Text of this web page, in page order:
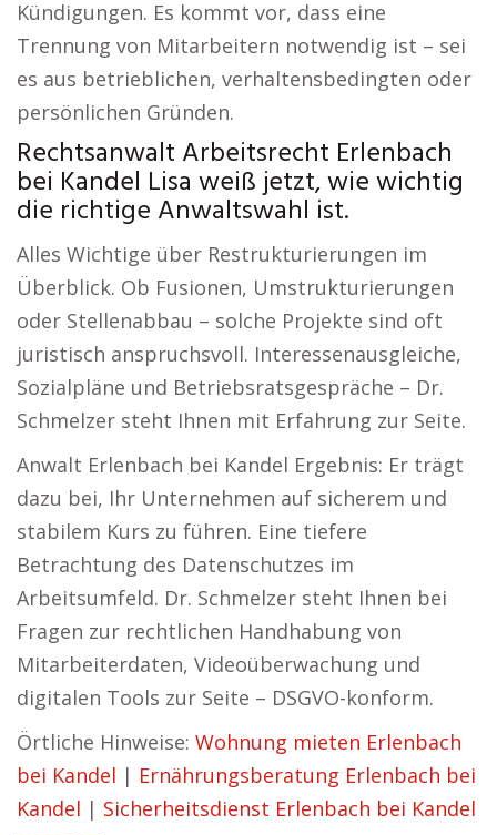
Kündigungen. Es kommt vor, dass eine
Trennung von Mitarbeitern notwendig ist – sei
es aus betrieblichen, verhaltensbedingten oder
persönlichen Gründen.
Rechtsanwalt Arbeitsrecht Erlenbach
bei Kandel Lisa weiß jetzt, wie wichtig
die richtige Anwaltswahl ist.
Alles Wichtige über Restrukturierungen im
Überblick. Ob Fusionen, Umstrukturierungen
oder Stellenabbau – solche Projekte sind oft
juristisch anspruchsvoll. Interessenausgleiche,
Sozialpläne und Betriebsratsgespräche – Dr.
Schmelzer steht Ihnen mit Erfahrung zur Seite.
Anwalt Erlenbach bei Kandel Ergebnis: Er trägt
dazu bei, Ihr Unternehmen auf sicherem und
stabilem Kurs zu führen. Eine tiefere
Betrachtung des Datenschutzes im
Arbeitsumfeld. Dr. Schmelzer steht Ihnen bei
Fragen zur rechtlichen Handhabung von
Mitarbeiterdaten, Videoüberwachung und
digitalen Tools zur Seite – DSGVO-konform.
Örtliche Hinweise: Wohnung mieten Erlenbach
bei Kandel | Ernährungsberatung Erlenbach bei
Kandel | Sicherheitsdienst Erlenbach bei Kandel